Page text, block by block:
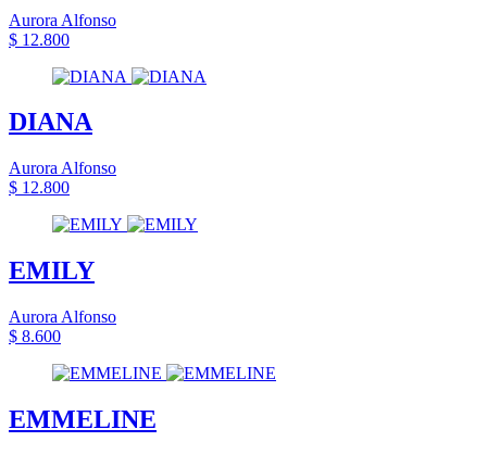
Aurora Alfonso
$ 12.800
DIANA
Aurora Alfonso
$ 12.800
EMILY
Aurora Alfonso
$ 8.600
EMMELINE